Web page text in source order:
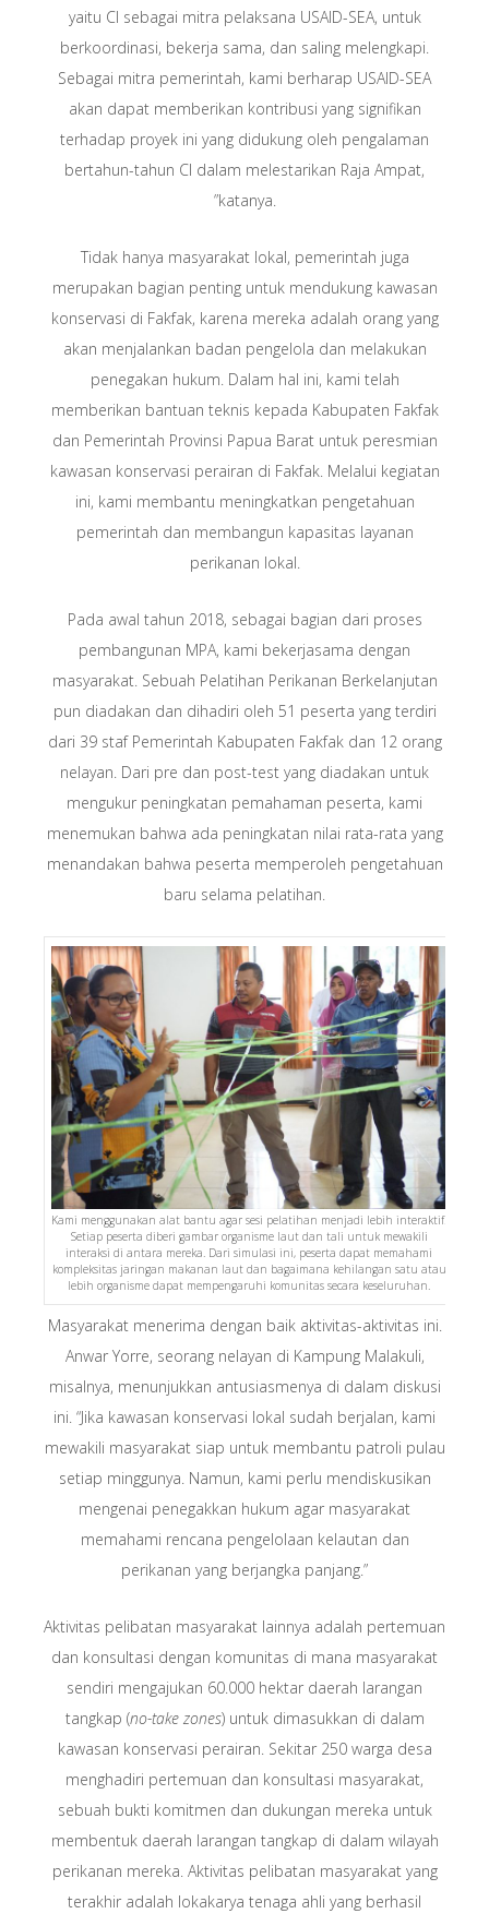
yaitu CI sebagai mitra pelaksana USAID-SEA, untuk
berkoordinasi, bekerja sama, dan saling melengkapi.
Sebagai mitra pemerintah, kami berharap USAID-SEA
akan dapat memberikan kontribusi yang signifikan
terhadap proyek ini yang didukung oleh pengalaman
bertahun-tahun CI dalam melestarikan Raja Ampat,
”katanya.
Tidak hanya masyarakat lokal, pemerintah juga
merupakan bagian penting untuk mendukung kawasan
konservasi di Fakfak, karena mereka adalah orang yang
akan menjalankan badan pengelola dan melakukan
penegakan hukum. Dalam hal ini, kami telah
memberikan bantuan teknis kepada Kabupaten Fakfak
dan Pemerintah Provinsi Papua Barat untuk peresmian
kawasan konservasi perairan di Fakfak. Melalui kegiatan
ini, kami membantu meningkatkan pengetahuan
pemerintah dan membangun kapasitas layanan
perikanan lokal.
Pada awal tahun 2018, sebagai bagian dari proses
pembangunan MPA, kami bekerjasama dengan
masyarakat. Sebuah Pelatihan Perikanan Berkelanjutan
pun diadakan dan dihadiri oleh 51 peserta yang terdiri
dari 39 staf Pemerintah Kabupaten Fakfak dan 12 orang
nelayan. Dari pre dan post-test yang diadakan untuk
mengukur peningkatan pemahaman peserta, kami
menemukan bahwa ada peningkatan nilai rata-rata yang
menandakan bahwa peserta memperoleh pengetahuan
baru selama pelatihan.
Kami menggunakan alat bantu agar sesi pelatihan menjadi lebih interaktif.
Setiap peserta diberi gambar organisme laut dan tali untuk mewakili
interaksi di antara mereka. Dari simulasi ini, peserta dapat memahami
kompleksitas jaringan makanan laut dan bagaimana kehilangan satu atau
lebih organisme dapat mempengaruhi komunitas secara keseluruhan.
Masyarakat menerima dengan baik aktivitas-aktivitas ini.
Anwar Yorre, seorang nelayan di Kampung Malakuli,
misalnya, menunjukkan antusiasmenya di dalam diskusi
ini. “Jika kawasan konservasi lokal sudah berjalan, kami
mewakili masyarakat siap untuk membantu patroli pulau
setiap minggunya. Namun, kami perlu mendiskusikan
mengenai penegakkan hukum agar masyarakat
memahami rencana pengelolaan kelautan dan
perikanan yang berjangka panjang.”
Aktivitas pelibatan masyarakat lainnya adalah pertemuan
dan konsultasi dengan komunitas di mana masyarakat
sendiri mengajukan 60.000 hektar daerah larangan
tangkap (no-take zones) untuk dimasukkan di dalam
kawasan konservasi perairan. Sekitar 250 warga desa
menghadiri pertemuan dan konsultasi masyarakat,
sebuah bukti komitmen dan dukungan mereka untuk
membentuk daerah larangan tangkap di dalam wilayah
perikanan mereka. Aktivitas pelibatan masyarakat yang
terakhir adalah lokakarya tenaga ahli yang berhasil